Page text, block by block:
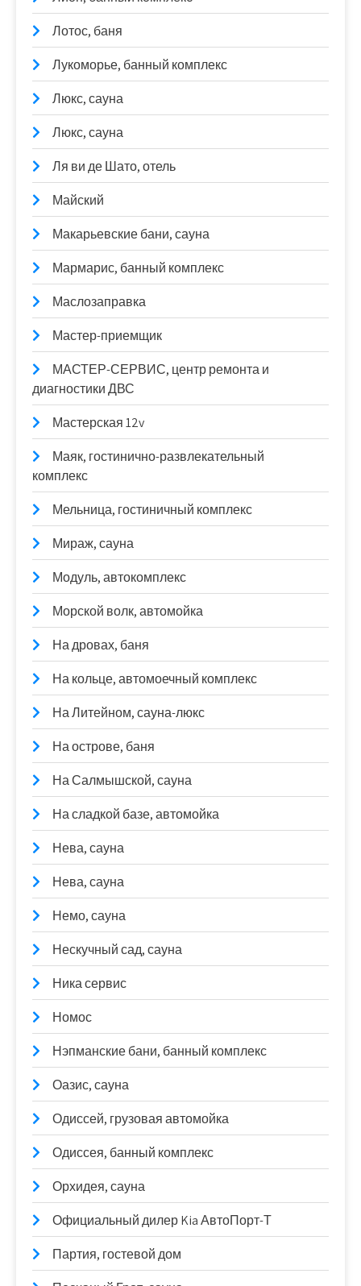
Лотос, баня
Лукоморье, банный комплекс
Люкс, сауна
Люкс, сауна
Ля ви де Шато, отель
Майский
Макарьевские бани, сауна
Мармарис, банный комплекс
Маслозаправка
Мастер-приемщик
МАСТЕР-СЕРВИС, центр ремонта и
диагностики ДВС
Мастерская 12v
Маяк, гостинично-развлекательный
комплекс
Мельница, гостиничный комплекс
Мираж, сауна
Модуль, автокомплекс
Морской волк, автомойка
На дровах, баня
На кольце, автомоечный комплекс
На Литейном, сауна-люкс
На острове, баня
На Салмышской, сауна
На сладкой базе, автомойка
Нева, сауна
Нева, сауна
Немо, сауна
Нескучный сад, сауна
Ника сервис
Номос
Нэпманские бани, банный комплекс
Оазис, сауна
Одиссей, грузовая автомойка
Одиссея, банный комплекс
Орхидея, сауна
Официальный дилер Kia АвтоПорт-Т
Партия, гостевой дом